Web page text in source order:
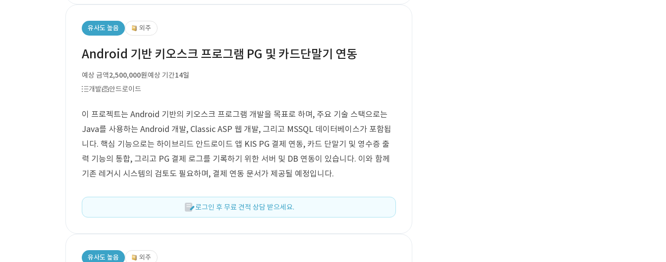
유사도 높음 외주
Android 기반 키오스크 프로그램 PG 및 카드단말기 연동
예상 금액2,500,000원예상 기간14일
개발
안드로이드
이 프로젝트는 Android 기반의 키오스크 프로그램 개발을 목표로 하며, 주요 기술 스택으로는
Java를 사용하는 Android 개발, Classic ASP 웹 개발, 그리고 MSSQL 데이터베이스가 포함됩
니다. 핵심 기능으로는 하이브리드 안드로이드 앱 KIS PG 결제 연동, 카드 단말기 및 영수증 출
력 기능의 통합, 그리고 PG 결제 로그를 기록하기 위한 서버 및 DB 연동이 있습니다. 이와 함께
기존 레거시 시스템의 검토도 필요하며, 결제 연동 문서가 제공될 예정입니다.
로그인 후 무료 견적 상담 받으세요.
유사도 높음 외주